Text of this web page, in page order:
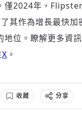
僅2024年，
其作為增長最快加
地位。瞭解更多資
X 。
收藏 分享